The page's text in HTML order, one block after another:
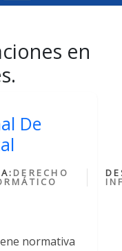
en
De
DERECHO
normativa